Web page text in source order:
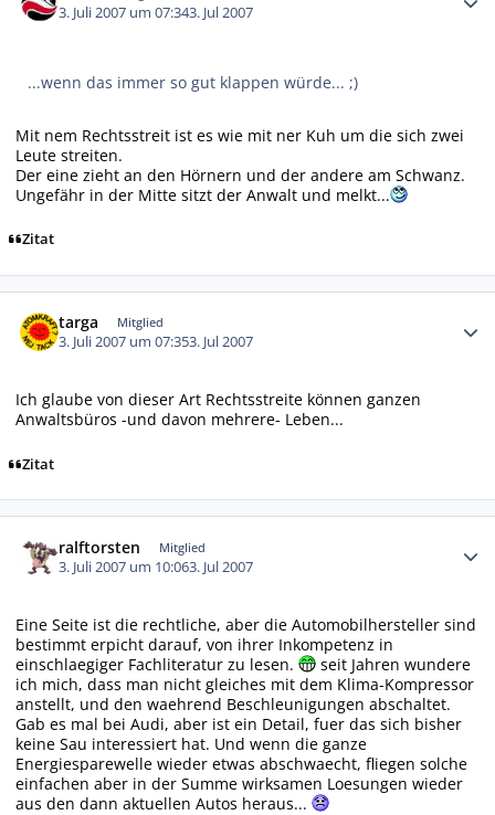
3. Juli 2007 um 07:343. Jul 2007
...wenn das immer so gut klappen würde... ;)
Mit nem Rechtsstreit ist es wie mit ner Kuh um die sich zwei
Leute streiten.
Der eine zieht an den Hörnern und der andere am Schwanz.
Ungefähr in der Mitte sitzt der Anwalt und melkt...
Zitat
targa Mitglied
3. Juli 2007 um 07:353. Jul 2007
Ich glaube von dieser Art Rechtsstreite können ganzen
Anwaltsbüros -und davon mehrere- Leben...
Zitat
ralftorsten Mitglied
3. Juli 2007 um 10:063. Jul 2007
Eine Seite ist die rechtliche, aber die Automobilhersteller sind
bestimmt erpicht darauf, von ihrer Inkompetenz in
einschlaegiger Fachliteratur zu lesen.
seit Jahren wundere
ich mich, dass man nicht gleiches mit dem Klima-Kompressor
anstellt, und den waehrend Beschleunigungen abschaltet.
Gab es mal bei Audi, aber ist ein Detail, fuer das sich bisher
keine Sau interessiert hat. Und wenn die ganze
Energiesparewelle wieder etwas abschwaecht, fliegen solche
einfachen aber in der Summe wirksamen Loesungen wieder
aus den dann aktuellen Autos heraus...